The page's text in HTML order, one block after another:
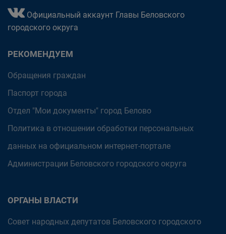
Официальный аккаунт Главы Беловского
городского округа
РЕКОМЕНДУЕМ
Обращения граждан
Паспорт города
Отдел "Мои документы" город Белово
Политика в отношении обработки персональных
данных на официальном интернет-портале
Администрации Беловского городского округа
ОРГАНЫ ВЛАСТИ
Совет народных депутатов Беловского городского